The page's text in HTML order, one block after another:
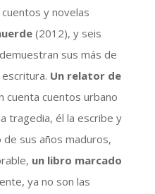
y novelas
(2012), y seis
sus más de
Un relator de
cuenta cuentos urbano
tragedia, él la escribe y
sus años maduros,
un libro marcado
ya no son las